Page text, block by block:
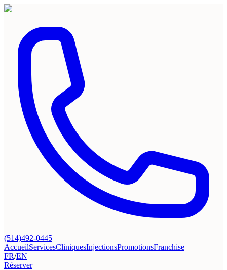
(514)492-0445
AccueilServicesCliniquesInjectionsPromotionsFranchise
FR/EN
Réserver